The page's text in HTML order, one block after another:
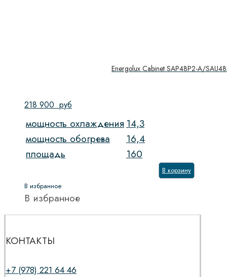
Energolux Cabinet SAP48P2-A/
218 900 руб
мощность охлаждения 14,3
мощность обогрева
16,4
площадь
160
В корзину
В избранное
В избранное
КОНТАКТЫ
+7 (978) 221 64 46